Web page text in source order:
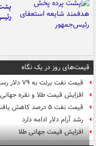
قیمت‌های روز در یک نگاه
قیمت نفت برنت به ۷۹ دلار رسید
افزایش قیمت طلا و نقره جهانی
قیمت نفت ۵ درصد کاهش یافت
رشد آرام دلار ادامه دارد
افزایش قیمت جهانی طلا